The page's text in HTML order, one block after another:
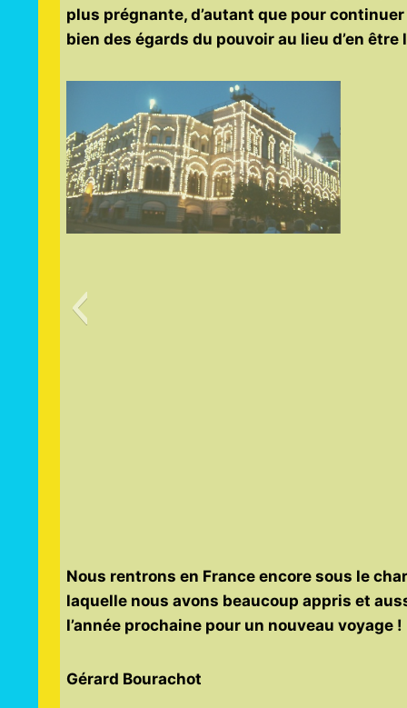
plus prégnante, d’autant que pour
bien des égards du pouvoir au lieu d’en être
Nous rentrons en France encore sous le
laquelle nous avons beaucoup appris et
l’année prochaine pour un nouveau voyage !
Gérard Bourachot